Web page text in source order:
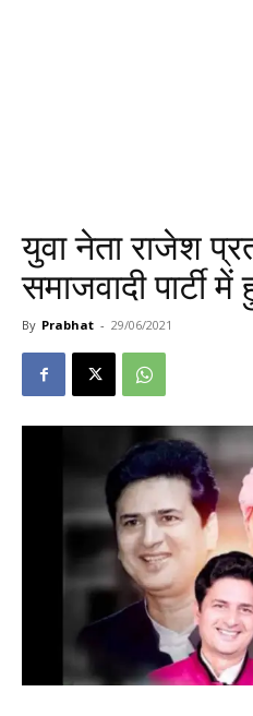
युवा नेता राजेश
समाजवादी पार्टी
By Prabhat - 29/06/2021